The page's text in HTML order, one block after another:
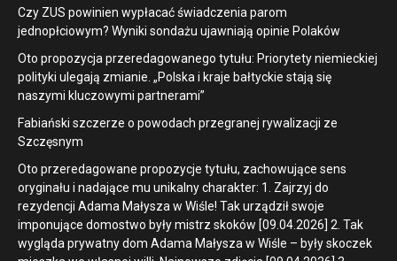
Czy ZUS powinien wypłacać świadczenia parom
jednopłciowym? Wyniki sondażu ujawniają opinie Polaków
Oto propozycja przeredagowanego tytułu: Priorytety niemieckiej
polityki ulegają zmianie. „Polska i kraje bałtyckie stają się
naszymi kluczowymi partnerami”
Fabiański szczerze o powodach przegranej rywalizacji ze
Szczęsnym
Oto przeredagowane propozycje tytułu, zachowujące sens
oryginału i nadające mu unikalny charakter: 1. Zajrzyj do
rezydencji Adama Małysza w Wiśle! Tak urządził swoje
imponujące domostwo były mistrz skoków [09.04.2026] 2. Tak
wygląda prywatny dom Adama Małysza w Wiśle – były skoczek